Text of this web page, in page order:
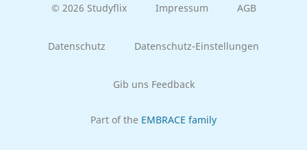
© 2026 Studyflix Impressum AGB
Datenschutz Datenschutz-Einstellungen
Gib uns Feedback
Part of the EMBRACE family